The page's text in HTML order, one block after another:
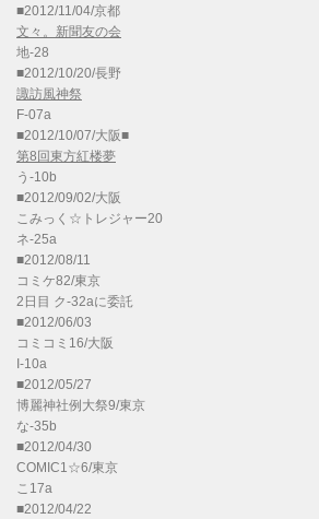
■2012/11/04/京都
文々。新聞友の会
地-28
■2012/10/20/長野
諏訪風神祭
F-07a
■2012/10/07/大阪■
第8回東方紅楼夢
う-10b
■2012/09/02/大阪
こみっく☆トレジャー20
ネ-25a
■2012/08/11
コミケ82/東京
2日目 ク-32aに委託
■2012/06/03
コミコミ16/大阪
I-10a
■2012/05/27
博麗神社例大祭9/東京
な-35b
■2012/04/30
COMIC1☆6/東京
こ17a
■2012/04/22